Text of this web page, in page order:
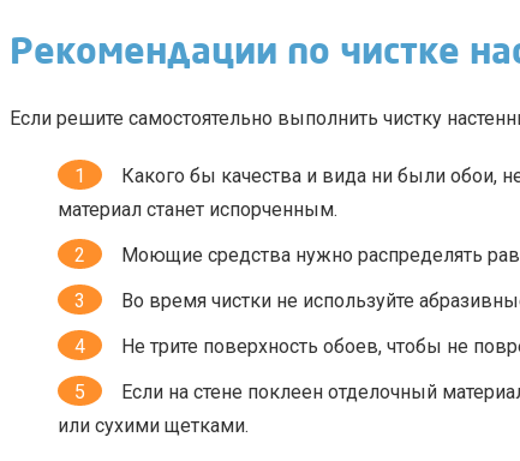
Рекомендации по чистке
Если решите самостоятельно выполнить чистку
Какого бы качества и вида ни были обои,
материал станет испорченным.
Моющие средства нужно распределять
Во время чистки не используйте
Не трите поверхность обоев, чтобы не
Если на стене поклеен отделочный
или сухими щетками.